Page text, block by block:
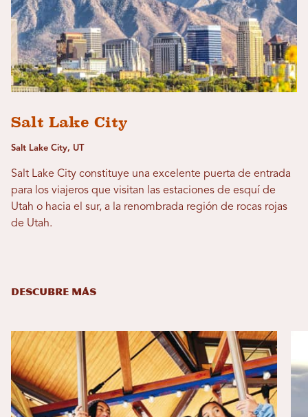
Salt Lake City
Salt Lake City, UT
Salt Lake City constituye una excelente puerta de entrada
para los viajeros que visitan las estaciones de esquí de
Utah o hacia el sur, a la renombrada región de rocas rojas
de Utah.
DESCUBRE MÁS